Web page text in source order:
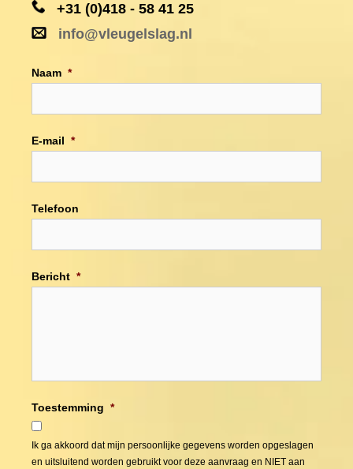
+31 (0)418 - 58 41 25
info@vleugelslag.nl
Naam *
E-mail *
Telefoon
Bericht *
Toestemming *
Ik ga akkoord dat mijn persoonlijke gegevens worden opgeslagen
en uitsluitend worden gebruikt voor deze aanvraag en NIET aan